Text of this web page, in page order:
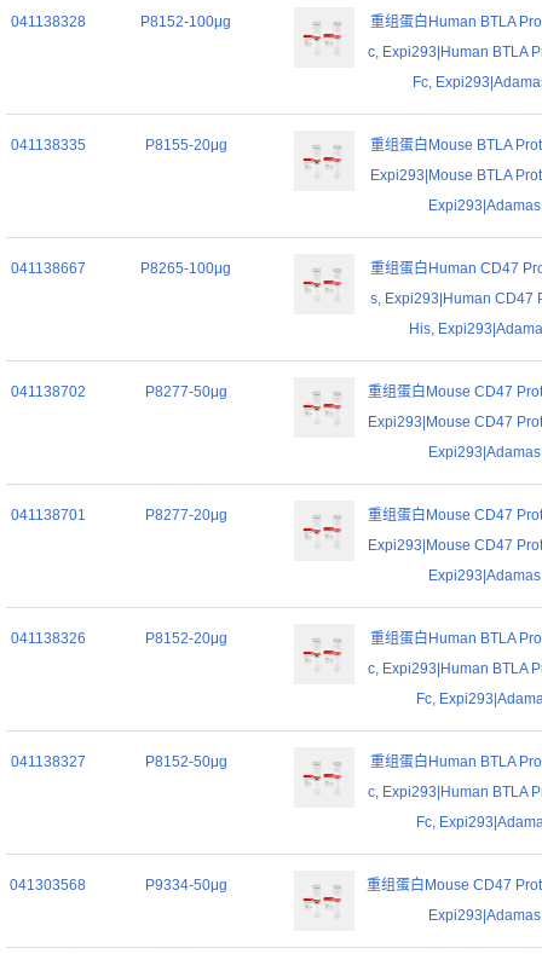
041138328 P8152-100μg
重组蛋白Human BTLA
c, Expi293|Human BTLA
Fc,
041138335 P8155-20μg
重组蛋白Mouse BTLA
Expi293|Mouse BTLA
041138667 P8265-100μg
重组蛋白Human CD47
s, Expi293|Human CD47
His,
041138702 P8277-50μg
重组蛋白Mouse CD47
Expi293|Mouse CD47
041138701 P8277-20μg
重组蛋白Mouse CD47
Expi293|Mouse CD47
041138326 P8152-20μg
重组蛋白Human BTLA
c, Expi293|Human BTLA
Fc,
041138327 P8152-50μg
重组蛋白Human BTLA
c, Expi293|Human BTLA
Fc,
041303568 P9334-50μg
重组蛋白Mouse CD47